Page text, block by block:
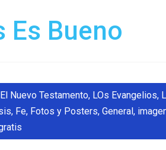
Es Bueno
El Nuevo Testamento, LOs
, Fe, Fotos y Posters, General,